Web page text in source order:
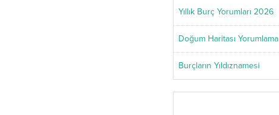
Yıllık Burç Yorumları 2026
Doğum Haritası Yorumlama
Burçların Yıldıznamesi